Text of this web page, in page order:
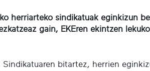
herriarteko sindikatuak eginkizun
gain, EKEren ekintzen
bitartez, herrien